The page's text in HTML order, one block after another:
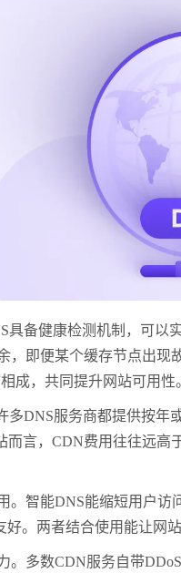
健康检测机制，可以
即便某个缓存节点出
成，共同提升网站可用性
服务商都提供按年
言，CDN费用往往远
智能DNS能缩短用户访
。两者结合使用能让网
数CDN服务自带